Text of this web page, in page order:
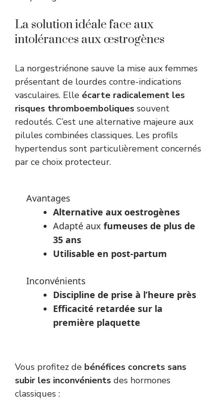
La solution idéale face aux
intolérances aux œstrogènes
La norgestriénone sauve la mise aux femmes
présentant de lourdes contre-indications
vasculaires. Elle écarte radicalement les
risques thromboemboliques souvent
redoutés. C’est une alternative majeure aux
pilules combinées classiques. Les profils
hypertendus sont particulièrement concernés
par ce choix protecteur.
Avantages
Alternative aux oestrogènes
Adapté aux fumeuses de plus de
35 ans
Utilisable en post-partum
Inconvénients
Discipline de prise à l’heure près
Efficacité retardée sur la
première plaquette
Vous profitez de bénéfices concrets sans
subir les inconvénients des hormones
classiques :